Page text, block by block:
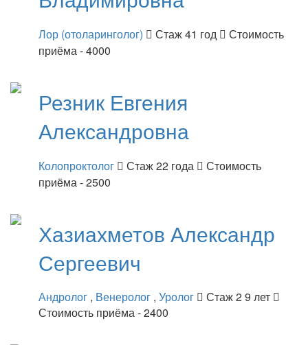
Лор (отоларинголог) Стаж 41 год
Стоимость
приёма - 4000
Резник Евгения
Александровна
Колопроктолог Стаж 22 года
Стоимость
приёма - 2500
Хазиахметов Александр
Сергеевич
Андролог , Венеролог , Уролог
Стаж 2 9 лет
Стоимость приёма - 2400